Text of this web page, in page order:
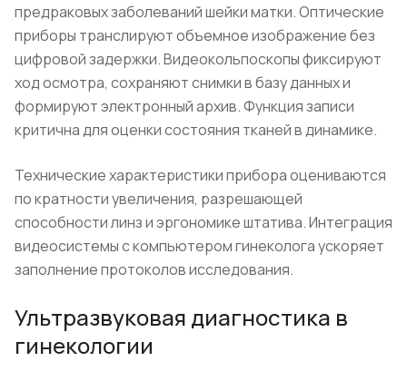
предраковых заболеваний шейки матки. Оптические
приборы транслируют объемное изображение без
цифровой задержки. Видеокольпоскопы фиксируют
ход осмотра, сохраняют снимки в базу данных и
формируют электронный архив. Функция записи
критична для оценки состояния тканей в динамике.
Технические характеристики прибора оцениваются
по кратности увеличения, разрешающей
способности линз и эргономике штатива. Интеграция
видеосистемы с компьютером гинеколога ускоряет
заполнение протоколов исследования.
Ультразвуковая диагностика в
гинекологии